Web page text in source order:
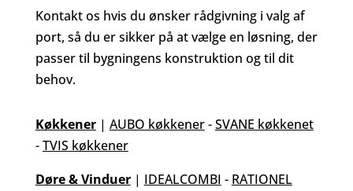
Kontakt os hvis du ønsker rådgivning i valg af
port, så du er sikker på at vælge en løsning, der
passer til bygningens konstruktion og til dit
behov.
Køkkener| AUBO køkkener-SVANE køkkenet
-TVIS køkkener
Døre & Vinduer| IDEALCOMBI - RATIONEL